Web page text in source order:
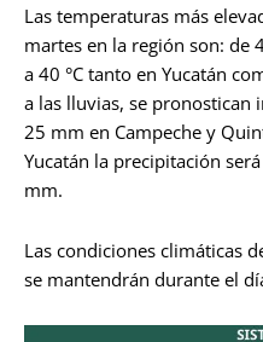
Las temperaturas más
martes en la región son: de
a 40 °C tanto en Yucatán
a las lluvias, se pronostican
25 mm en Campeche y
Yucatán la precipitación
mm.
Las condiciones climáticas
se mantendrán durante el